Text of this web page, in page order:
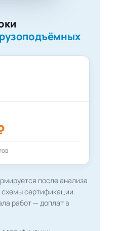
после анализа
сертификации.
работ — доплат в